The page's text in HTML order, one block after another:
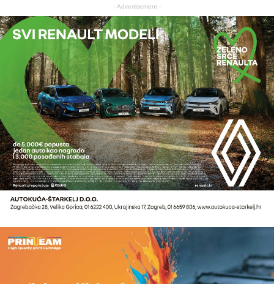
- Advertisement -